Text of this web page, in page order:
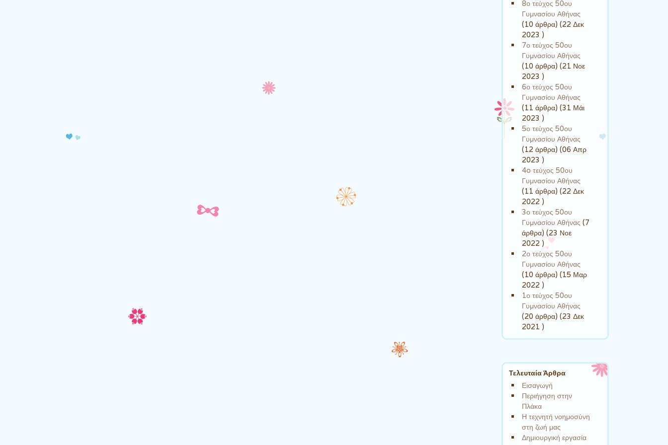
8ο τεύχος 50ου
Γυμνασίου Αθήνας
(10 άρθρα) (22 Δεκ
2023 )
7ο τεύχος 50ου
Γυμνασίου Αθήνας
(10 άρθρα) (21 Νοε
2023 )
6ο τεύχος 50ου
Γυμνασίου Αθήνας
(11 άρθρα) (31 Μάι
2023 )
5ο τεύχος 50ου
Γυμνασίου Αθήνας
(12 άρθρα) (06 Απρ
2023 )
4o τεύχος 50ου
Γυμνασίου Αθήνας
(11 άρθρα) (22 Δεκ
2022 )
3ο τεύχος 50ου
Γυμνασίου Αθήνας (7
άρθρα) (23 Νοε
2022 )
2ο τεύχος 50ου
Γυμνασίου Αθήνας
(10 άρθρα) (15 Μαρ
2022 )
1ο τεύχος 50ου
Γυμνασίου Αθήνας
(20 άρθρα) (23 Δεκ
2021 )
Τελευταία Άρθρα
Εισαγωγή
Περιήγηση στην
Πλάκα
Η τεχνητή νοημοσύνη
στη ζωή μας
Δημιουργική εργασία